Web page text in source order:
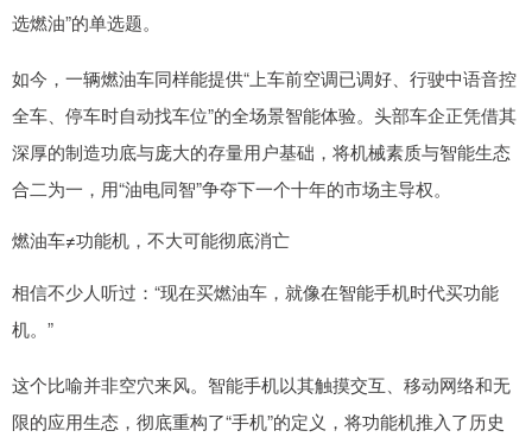
选燃油”的单选题。
如今，一辆燃油车同样能提供“上车前空调已调好、行驶中语音控
全车、停车时自动找车位”的全场景智能体验。头部车企正凭借其
深厚的制造功底与庞大的存量用户基础，将机械素质与智能生态
合二为一，用“油电同智”争夺下一个十年的市场主导权。
燃油车≠功能机，不大可能彻底消亡
相信不少人听过：“现在买燃油车，就像在智能手机时代买功能
机。”
这个比喻并非空穴来风。智能手机以其触摸交互、移动网络和无
限的应用生态，彻底重构了“手机”的定义，将功能机推入了历史